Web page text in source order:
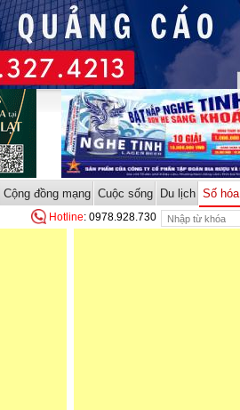
Cộng đồng mạng Cuộc sống Du lịch Số hóa
Hotline: 0978.928.730